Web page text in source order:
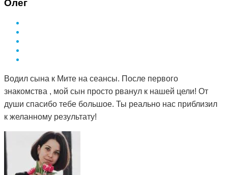
Олег
Водил сына к Мите на сеансы. После первого
знакомства , мой сын просто рванул к нашей цели! От
души спасибо тебе большое. Ты реально нас приблизил
к желанному результату!